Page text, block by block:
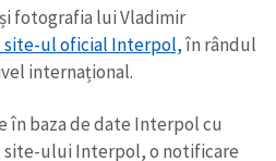
fotografia lui Vladimir
site-ul oficial Interpol,în rândul
internațional.
în baza de date Interpol cu
site-ului Interpol, o notificare